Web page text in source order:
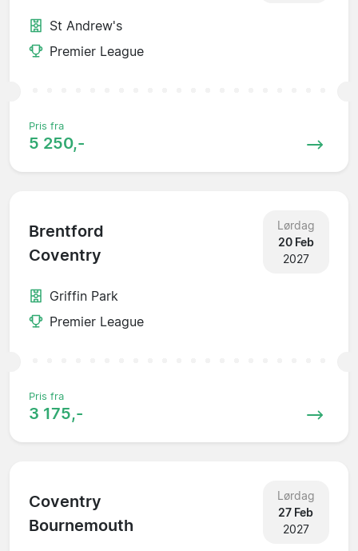
St Andrew's
Premier League
Pris fra
5 250,-
Brentford
Coventry
Lørdag
20 Feb
2027
Griffin Park
Premier League
Pris fra
3 175,-
Coventry
Bournemouth
Lørdag
27 Feb
2027